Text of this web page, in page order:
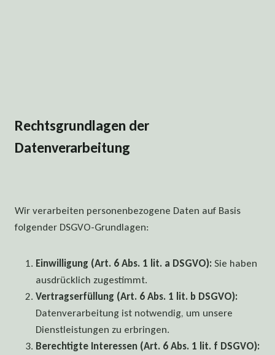
Rechtsgrundlagen der
Datenverarbeitung
Wir verarbeiten personenbezogene Daten auf Basis
folgender DSGVO-Grundlagen:
Einwilligung (Art. 6 Abs. 1 lit. a DSGVO): Sie haben
ausdrücklich zugestimmt.
Vertragserfüllung (Art. 6 Abs. 1 lit. b DSGVO):
Datenverarbeitung ist notwendig, um unsere
Dienstleistungen zu erbringen.
Berechtigte Interessen (Art. 6 Abs. 1 lit. f DSGVO):